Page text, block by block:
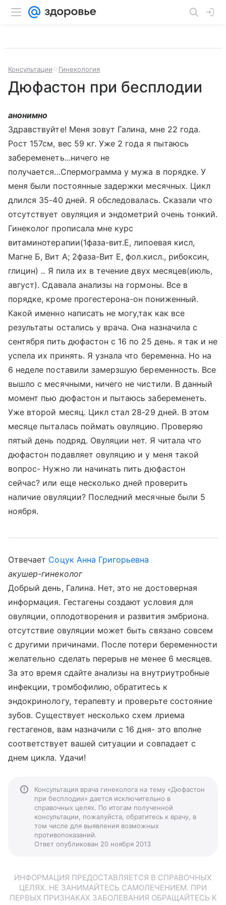
Консультации Гинекология
Дюфастон при бесплодии
анонимно
Здравствуйте! Меня зовут Галина, мне 22 года.
Рост 157см, вес 59 кг. Уже 2 года я пытаюсь
забеременеть...ничего не
получается...Спермограмма у мужа в порядке. У
меня были постоянные задержки месячных. Цикл
длился 35-40 дней. Я обследовалась. Сказали что
отсутствует овуляция и эндометрий очень тонкий.
Гинеколог прописала мне курс
витаминотерапии(1фаза-вит.Е, липоевая кисл,
Магне Б, Вит А; 2фаза-Вит Е, фол.кисл., рибоксин,
глицин) .. Я пила их в течение двух месяцев(июль,
август). Сдавала анализы на гормоны. Все в
порядке, кроме прогестерона-он пониженный.
Какой именно написать не могу,так как все
результаты остались у врача. Она назначила с
сентября пить дюфастон с 16 по 25 день. я так и не
успела их принять. Я узнала что беременна. Но на
6 неделе поставили замерзшую беременность. Все
вышло с месячными, ничего не чистили. В данный
момент пью дюфастон и пытаюсь забеременеть.
Уже второй месяц. Цикл стал 28-29 дней. В этом
месяце пыталась поймать овуляцию. Проверяю
пятый день подряд. Овуляции нет. Я читала что
дюфастон подавляет овуляцию и у меня такой
вопрос- Нужно ли начинать пить дюфастон
сейчас? или еще несколько дней проверить
наличие овуляции? Последний месячные были 5
ноября.
Отвечает Соцук Анна Григорьевна
акушер-гинеколог
Добрый день, Галина. Нет, это не достоверная
информация. Гестагены создают условия для
овуляции, оплодотворения и развития эмбриона.
отсутствие овуляции может быть связано совсем
с другими причинами. После потери беременности
желательно сделать перерыв не менее 6 месяцев.
За это время сдайте анализы на внутриутробные
инфекции, тромбофилию, обратитесь к
эндокринологу, терапевту и проверьте состояние
зубов. Существует несколько схем лриема
гестагенов, вам назначили с 16 дня- это вполне
соответствует вашей ситуации и совпадает с
днем цикла. Удачи!
Консультация врача гинеколога на тему «Дюфастон
при бесплодии» дается исключительно в
справочных целях. По итогам полученной
консультации, пожалуйста, обратитесь к врачу, в
том числе для выявления возможных
противопоказаний.
Ответ опубликован 20 ноября 2013
ИНФОРМАЦИЯ ПРЕДОСТАВЛЯЕТСЯ В СПРАВОЧНЫХ
ЦЕЛЯХ. НЕ ЗАНИМАЙТЕСЬ САМОЛЕЧЕНИЕМ. ПРИ
ПЕРВЫХ ПРИЗНАКАХ ЗАБОЛЕВАНИЯ ОБРАЩАЙТЕСЬ К